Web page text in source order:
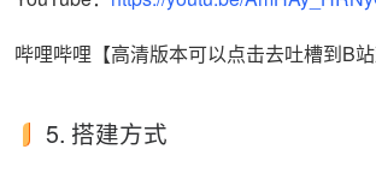
哔哩哔哩【高清版本可以点击去吐槽到B站
5. 搭建方式